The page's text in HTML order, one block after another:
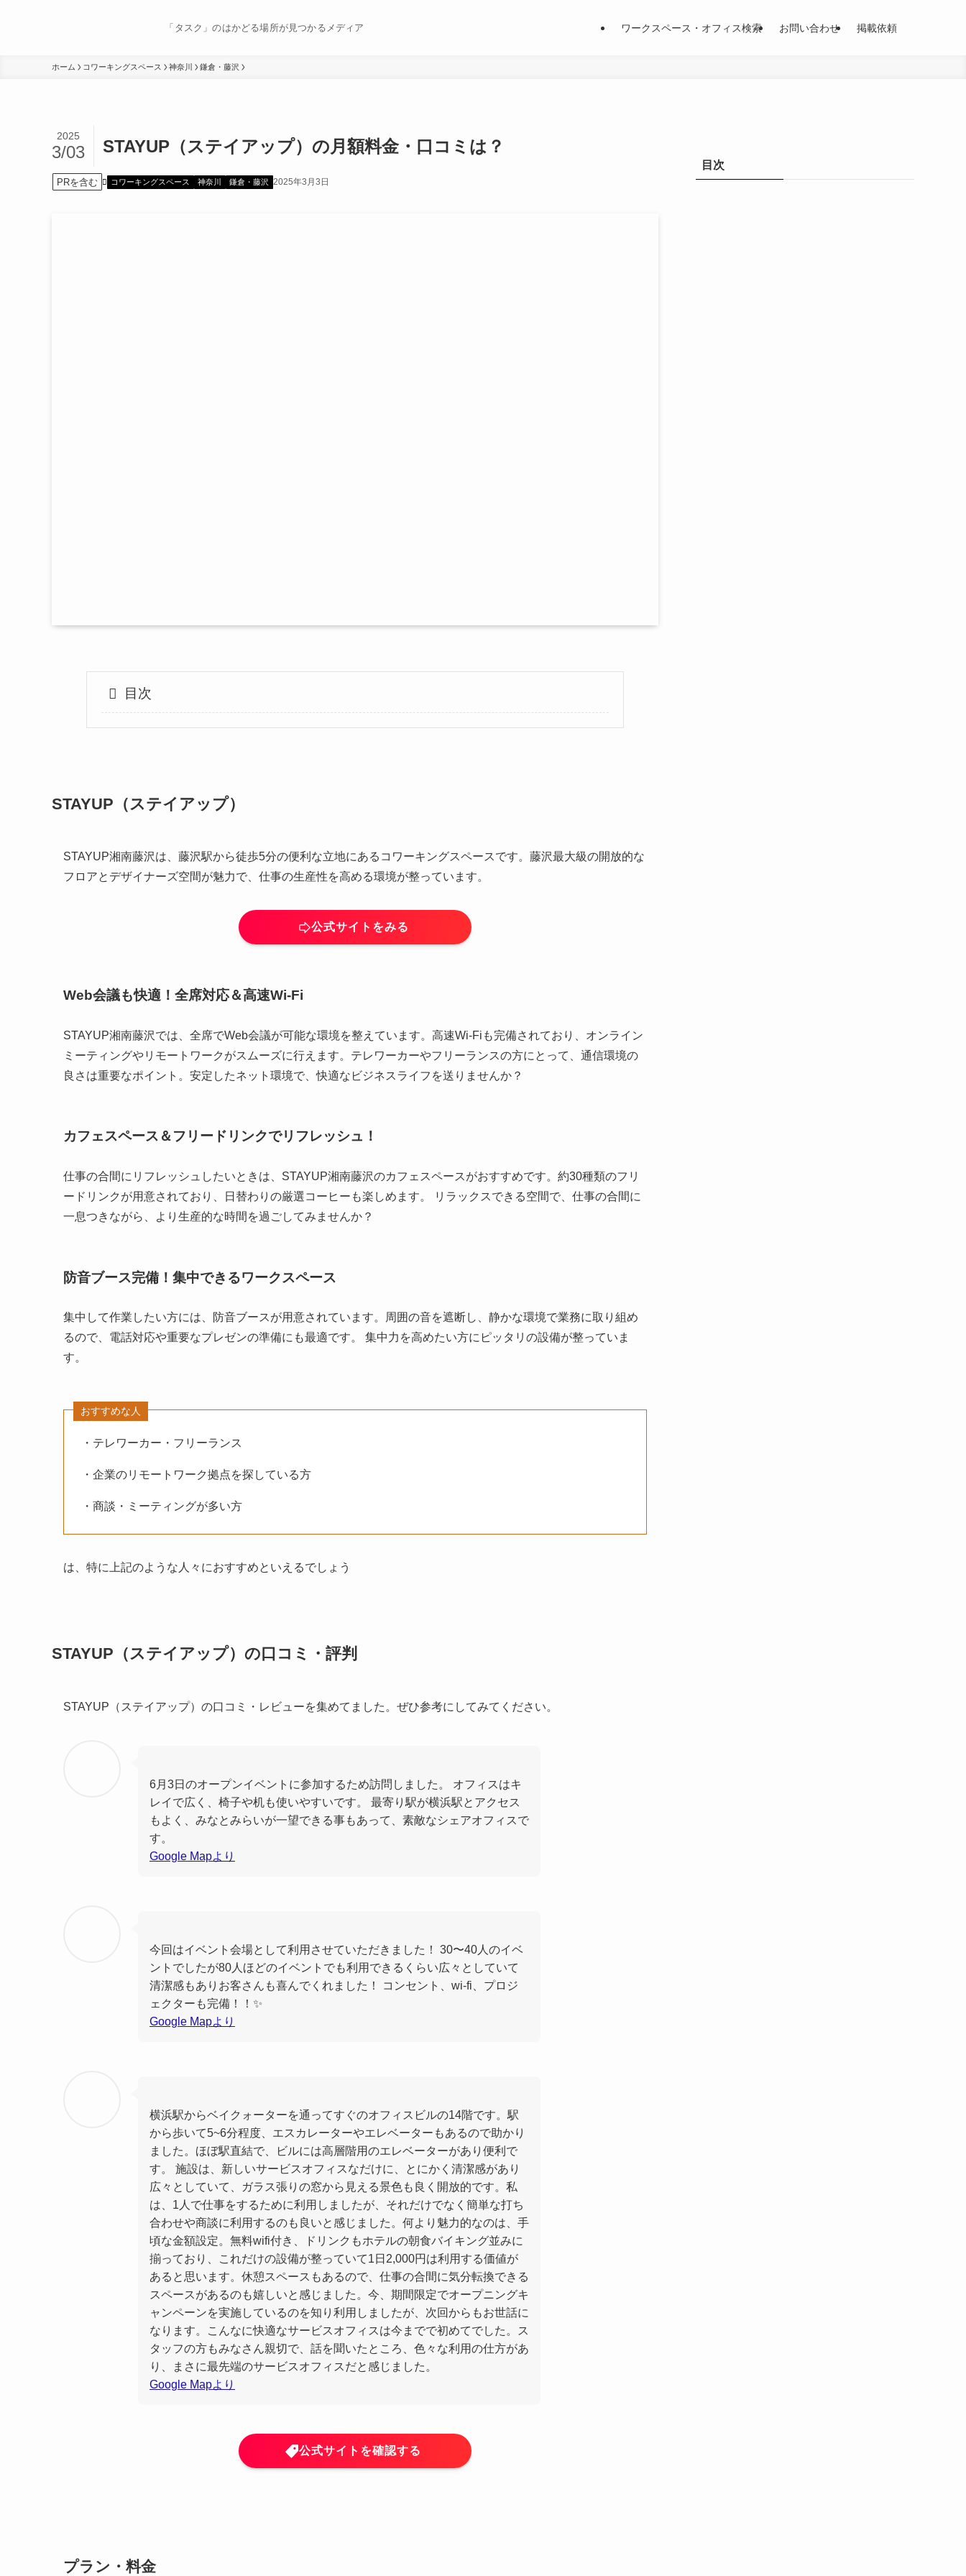
「タスク」のはかどる場所が見つかるメディア ワークスペース・オフィス検索 お問い合わせ 掲載依頼
ホーム コワーキングスペース 神奈川 鎌倉・藤沢
STAYUP（ステイアップ）の月額料金・口コミは？
2025
3/03
PRを含む コワーキングスペース 神奈川 鎌倉・藤沢 2025年3月3日
目次
STAYUP（ステイアップ）
STAYUP湘南藤沢は、藤沢駅から徒歩5分の便利な立地にあるコワーキングスペースです。藤沢最大級の開放的な
フロアとデザイナーズ空間が魅力で、仕事の生産性を高める環境が整っています。
公式サイトをみる
Web会議も快適！全席対応＆高速Wi-Fi
STAYUP湘南藤沢では、全席でWeb会議が可能な環境を整えています。高速Wi-Fiも完備されており、オンライン
ミーティングやリモートワークがスムーズに行えます。テレワーカーやフリーランスの方にとって、通信環境の
良さは重要なポイント。安定したネット環境で、快適なビジネスライフを送りませんか？
カフェスペース＆フリードリンクでリフレッシュ！
仕事の合間にリフレッシュしたいときは、STAYUP湘南藤沢のカフェスペースがおすすめです。約30種類のフリ
ードリンクが用意されており、日替わりの厳選コーヒーも楽しめます。 リラックスできる空間で、仕事の合間に
一息つきながら、より生産的な時間を過ごしてみませんか？
防音ブース完備！集中できるワークスペース
集中して作業したい方には、防音ブースが用意されています。周囲の音を遮断し、静かな環境で業務に取り組め
るので、電話対応や重要なプレゼンの準備にも最適です。 集中力を高めたい方にピッタリの設備が整っていま
す。
おすすめな人
・テレワーカー・フリーランス
・企業のリモートワーク拠点を探している方
・商談・ミーティングが多い方
は、特に上記のような人々におすすめといえるでしょう
STAYUP（ステイアップ）の口コミ・評判
STAYUP（ステイアップ）の口コミ・レビューを集めてました。ぜひ参考にしてみてください。
6月3日のオープンイベントに参加するため訪問しました。 オフィスはキ
レイで広く、椅子や机も使いやすいです。 最寄り駅が横浜駅とアクセス
もよく、みなとみらいが一望できる事もあって、素敵なシェアオフィスで
す。
Google Mapより
今回はイベント会場として利用させていただきました！ 30〜40人のイベ
ントでしたが80人ほどのイベントでも利用できるくらい広々としていて
清潔感もありお客さんも喜んでくれました！ コンセント、wi-fi、プロジ
ェクターも完備！！✨
Google Mapより
横浜駅からベイクォーターを通ってすぐのオフィスビルの14階です。駅
から歩いて5~6分程度、エスカレーターやエレベーターもあるので助かり
ました。ほぼ駅直結で、ビルには高層階用のエレベーターがあり便利で
す。 施設は、新しいサービスオフィスなだけに、とにかく清潔感があり
広々としていて、ガラス張りの窓から見える景色も良く開放的です。私
は、1人で仕事をするために利用しましたが、それだけでなく簡単な打ち
合わせや商談に利用するのも良いと感じました。何より魅力的なのは、手
頃な金額設定。無料wifi付き、ドリンクもホテルの朝食バイキング並みに
揃っており、これだけの設備が整っていて1日2,000円は利用する価値が
あると思います。休憩スペースもあるので、仕事の合間に気分転換できる
スペースがあるのも嬉しいと感じました。今、期間限定でオープニングキ
ャンペーンを実施しているのを知り利用しましたが、次回からもお世話に
なります。こんなに快適なサービスオフィスは今までで初めてでした。ス
タッフの方もみなさん親切で、話を聞いたところ、色々な利用の仕方があ
り、まさに最先端のサービスオフィスだと感じました。
Google Mapより
公式サイトを確認する
プラン・料金
目次